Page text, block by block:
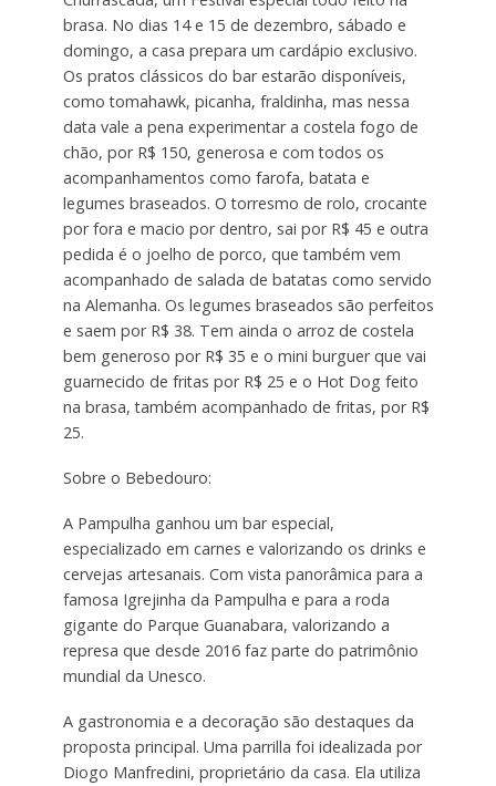
brasa. No dias 14 e 15 de dezembro, sábado e
domingo, a casa prepara um cardápio exclusivo.
Os pratos clássicos do bar estarão disponíveis,
como tomahawk, picanha, fraldinha, mas nessa
data vale a pena experimentar a costela fogo de
chão, por R$ 150, generosa e com todos os
acompanhamentos como farofa, batata e
legumes braseados. O torresmo de rolo, crocante
por fora e macio por dentro, sai por R$ 45 e outra
pedida é o joelho de porco, que também vem
acompanhado de salada de batatas como servido
na Alemanha. Os legumes braseados são perfeitos
e saem por R$ 38. Tem ainda o arroz de costela
bem generoso por R$ 35 e o mini burguer que vai
guarnecido de fritas por R$ 25 e o Hot Dog feito
na brasa, também acompanhado de fritas, por R$
25.
Sobre o Bebedouro:
A Pampulha ganhou um bar especial,
especializado em carnes e valorizando os drinks e
cervejas artesanais. Com vista panorâmica para a
famosa Igrejinha da Pampulha e para a roda
gigante do Parque Guanabara, valorizando a
represa que desde 2016 faz parte do patrimônio
mundial da Unesco.
A gastronomia e a decoração são destaques da
proposta principal. Uma parrilla foi idealizada por
Diogo Manfredini, proprietário da casa. Ela utiliza